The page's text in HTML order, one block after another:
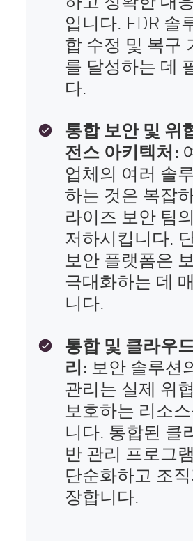
입니다. EDR 솔
합 수정 및 복구
를 달성하는 데
다.
통합 보안 및 위
전스 아키텍처:
업체의 여러 솔
하는 것은 복잡
라이즈 보안 팀
저하시킵니다.
보안 플랫폼은
극대화하는 데
니다.
통합 및 클라우
리: 보안 솔루션
관리는 실제 위
보호하는 리소
니다. 통합된 클
반 관리 프로그
단순화하고 조
장합니다.